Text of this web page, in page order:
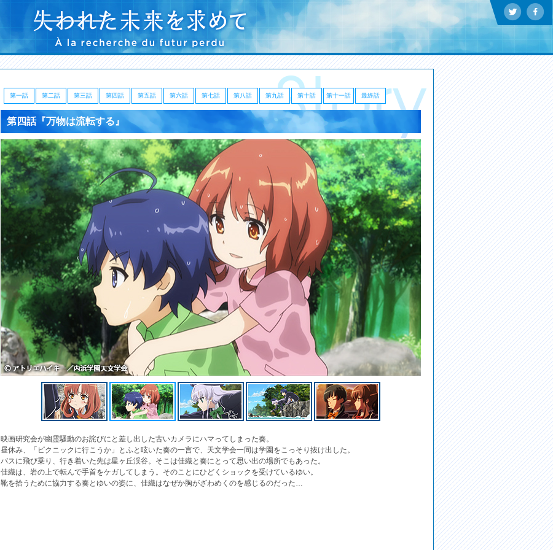
第一話 第二話 第三話 第四話 第五話 第六話 第七話 第八話 第九話 第十話 第十一話 最終話
第四話『万物は流転する』
映画研究会が幽霊騒動のお詫びにと差し出した古いカメラにハマってしまった奏。
昼休み、「ピクニックに行こうか」とふと呟いた奏の一言で、天文学会一同は学園をこっそり抜け出した。
バスに飛び乗り、行き着いた先は星ヶ丘渓谷。そこは佳織と奏にとって思い出の場所でもあった。
佳織は、岩の上で転んで手首をケガしてしまう。そのことにひどくショックを受けているゆい。
靴を拾うために協力する奏とゆいの姿に、佳織はなぜか胸がざわめくのを感じるのだった…